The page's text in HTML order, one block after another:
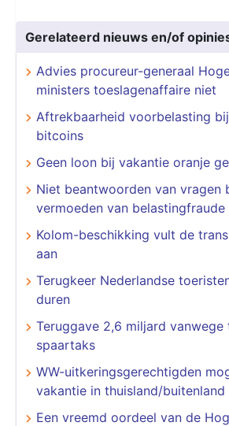
Gerelateerd nieuws en/of
Advies procureur-generaal
ministers toeslagenaffaire niet
Aftrekbaarheid voorbelasting
bitcoins
Geen loon bij vakantie oranje
Niet beantwoorden van vragen
vermoeden van belastingfraude
Kolom-beschikking vult de
aan
Terugkeer Nederlandse
duren
Teruggave 2,6 miljard vanwege
spaartaks
WW-uitkeringsgerechtigden
vakantie in thuisland/buitenland
Een vreemd oordeel van de